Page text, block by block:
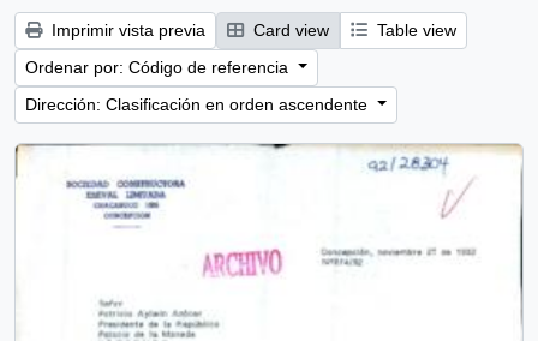
Imprimir vista previa Card view
Table view
Ordenar por: Código de referencia
Dirección: Clasificación en orden ascendente